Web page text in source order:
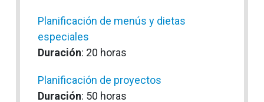
Planificación de menús y dietas
especiales
Duración: 20 horas
Planificación de proyectos
Duración: 50 horas